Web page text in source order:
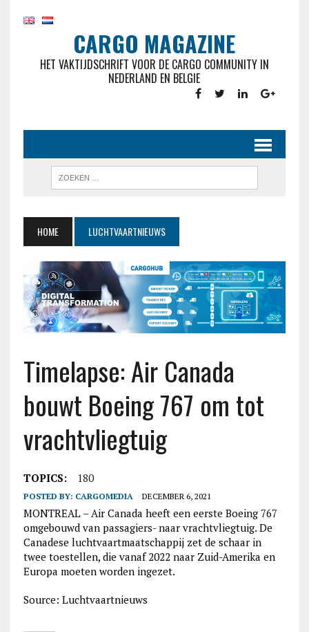
CARGO MAGAZINE
HET VAKTIJDSCHRIFT VOOR DE CARGO COMMUNITY IN
NEDERLAND EN BELGIE
HOME LUCHTVAARTNIEUWS
Timelapse: Air Canada
bouwt Boeing 767 om tot
vrachtvliegtuig
TOPICS: 180
POSTED BY: CARGOMEDIA DECEMBER 6, 2021
MONTREAL – Air Canada heeft een eerste Boeing 767
omgebouwd van passagiers- naar vrachtvliegtuig. De
Canadese luchtvaartmaatschappij zet de schaar in
twee toestellen, die vanaf 2022 naar Zuid-Amerika en
Europa moeten worden ingezet.
Source: Luchtvaartnieuws